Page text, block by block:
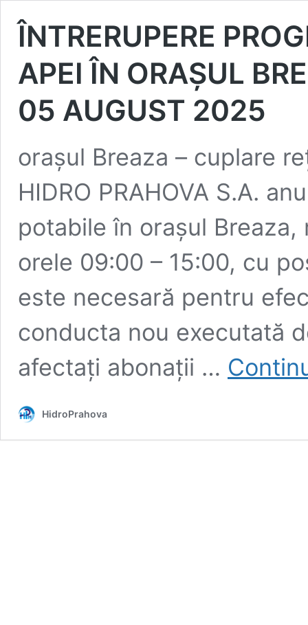
ÎNTRERUPERE
APEI ÎN ORAȘUL
05 AUGUST 2025
orașul Breaza – cuplare
HIDRO PRAHOVA S.A.
potabile în orașul
orele 09:00 – 15:00, cu
este necesară pentru
conducta nou executată
afectați abonații …
HidroPrahova